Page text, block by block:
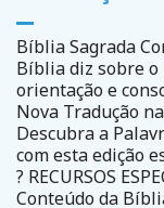
Bíblia Sagrada
Bíblia diz sobre o
orientação e
Nova Tradução
Descubra a
com esta edição
? RECURSOS
Conteúdo da